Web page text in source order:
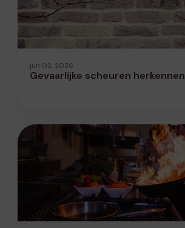
jun 02, 2026
Gevaarlijke scheuren herkennen